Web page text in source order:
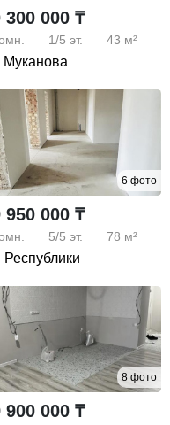
расчет, так и в
выгодного
комплекс,
делают этот
на рынке.
подробную
300 000 ₸
1/5 эт. 43 м²
Муканова
6 фото
950 000 ₸
5/5 эт. 78 м²
Республики
8 фото
900 000 ₸